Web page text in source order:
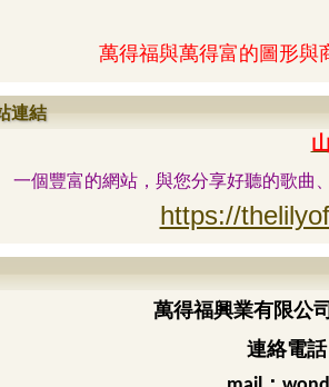
萬得福與萬得富的圖形與
連結
一個豐富的網站，與您分享好聽的歌曲
https://
萬得福興業有限公
連絡電